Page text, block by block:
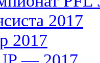
2017
2017